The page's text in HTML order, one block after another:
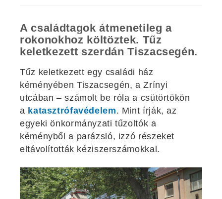
A családtagok átmenetileg a
rokonokhoz költöztek. Tűz
keletkezett szerdán Tiszacsegén.
Tűz keletkezett egy családi ház
kéményében Tiszacsegén, a Zrínyi
utcában – számolt be róla a csütörtökön
a katasztrófavédelem. Mint írják, az
egyeki önkormányzati tűzoltók a
kéményből a parázsló, izzó részeket
eltávolították kéziszerszámokkal.